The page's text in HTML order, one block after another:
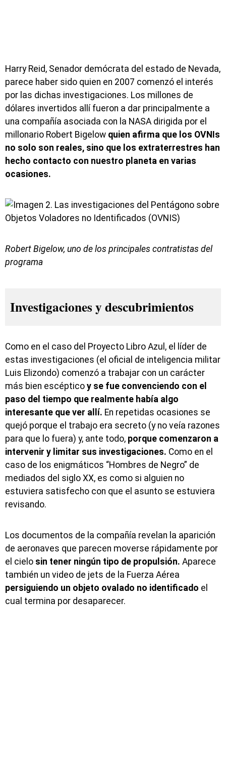
Harry Reid, Senador demócrata del estado de Nevada,
parece haber sido quien en 2007 comenzó el interés
por las dichas investigaciones. Los millones de
dólares invertidos allí fueron a dar principalmente a
una compañía asociada con la NASA dirigida por el
millonario Robert Bigelow quien afirma que los OVNIs
no solo son reales, sino que los extraterrestres han
hecho contacto con nuestro planeta en varias
ocasiones.
Robert Bigelow, uno de los principales contratistas del
programa
Investigaciones y descubrimientos
Como en el caso del Proyecto Libro Azul, el líder de
estas investigaciones (el oficial de inteligencia militar
Luis Elizondo) comenzó a trabajar con un carácter
más bien escéptico y se fue convenciendo con el
paso del tiempo que realmente había algo
interesante que ver allí. En repetidas ocasiones se
quejó porque el trabajo era secreto (y no veía razones
para que lo fuera) y, ante todo, porque comenzaron a
intervenir y limitar sus investigaciones. Como en el
caso de los enigmáticos “Hombres de Negro” de
mediados del siglo XX, es como si alguien no
estuviera satisfecho con que el asunto se estuviera
revisando.
Los documentos de la compañía revelan la aparición
de aeronaves que parecen moverse rápidamente por
el cielo sin tener ningún tipo de propulsión. Aparece
también un video de jets de la Fuerza Aérea
persiguiendo un objeto ovalado no identificado el
cual termina por desaparecer.